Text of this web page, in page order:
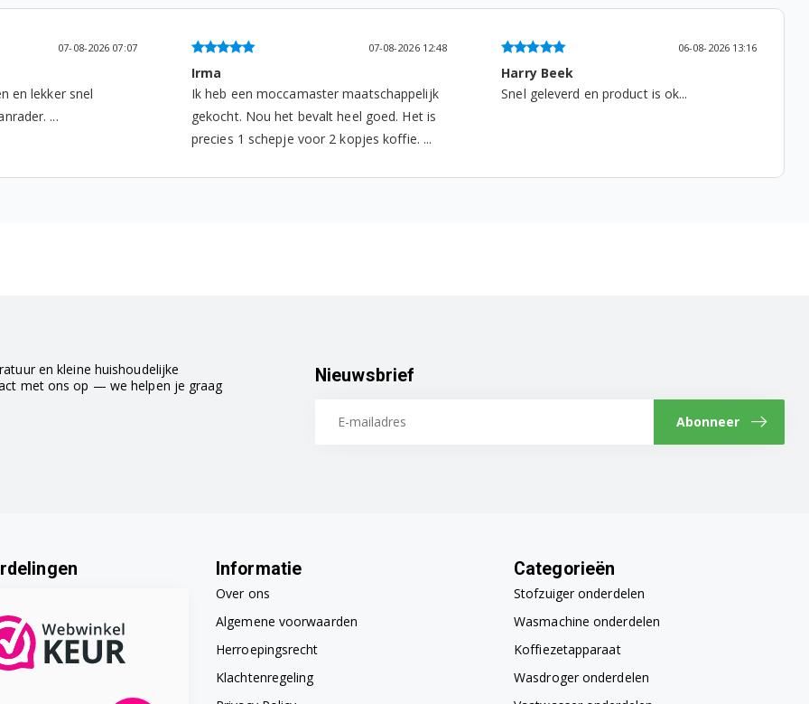
07-08-2026 12:48
maatschappelijk
heel goed. Het is
06-08-2026 13:16
Harry Beek
Snel geleverd en product is ok...
06-08-2026 07:18
Ad Willems
Tevreden, het past en het werkt weer...
en kleine huishoudelijke
met ons op — we helpen je graag
Nieuwsbrief
Abonneer
Informatie
Over ons
Algemene voorwaarden
Herroepingsrecht
Klachtenregeling
Categorieën
Stofzuiger onderdelen
Wasmachine onderdelen
Koffiezetapparaat
Wasdroger onderdelen